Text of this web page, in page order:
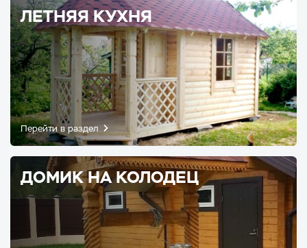
ЛЕТНЯЯ КУХНЯ
Перейти в раздел
ДОМИК НА КОЛОДЕЦ